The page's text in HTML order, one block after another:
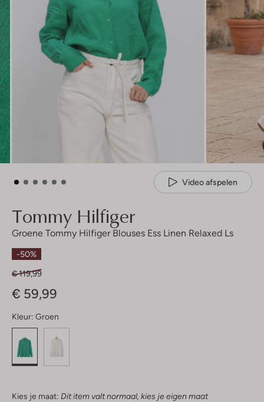
Video afspelen
Tommy Hilfiger
Groene Tommy Hilfiger Blouses Ess Linen Relaxed Ls
-50%
€ 119,99
€ 59,99
Kleur: Groen
Kies je maat: Dit item valt normaal, kies je eigen maat